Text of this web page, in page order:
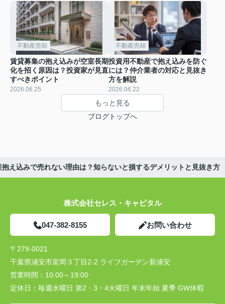
不動産売却
賃貸募集の抱え込みが空室長期
化を招く原因は？投資家が見直
すべきポイント
2026.06.25
不動産売却
投資用不動産で抱え込みを防ぐ
には？仲介業者の対応と見抜き
方を解説
2026.06.22
もっと見る
ブログトップへ
抱え込みで売れない理由は？知らないと損するデメリットと見抜き方
株式会社セレス・キャピタル
047-382-8155 お問い合わせ
〒279-0021
千葉県浦安市富岡３丁目2-2 ライフガーデン新浦安
営業時間： 10:00～19:00
定休日： 毎週水曜日 第2・3・4火曜日 年末年始 夏季 GW休暇